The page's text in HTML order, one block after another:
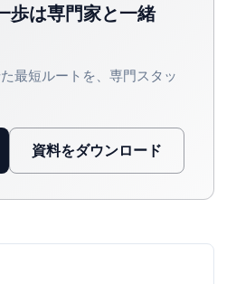
歩は専門家と一緒
最短ルートを、専門スタッ
資料をダウンロード